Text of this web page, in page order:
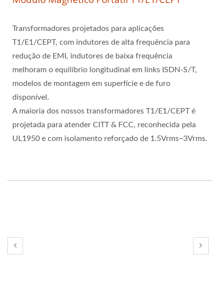
Transformadores projetados para aplicações
T1/E1/CEPT, com indutores de alta frequência para
redução de EMI, indutores de baixa frequência
melhoram o equilíbrio longitudinal em links ISDN-S/T,
modelos de montagem em superfície e de furo
disponível.
A maioria dos nossos transformadores T1/E1/CEPT é
projetada para atender CITT & FCC, reconhecida pela
UL1950 e com isolamento reforçado de 1.5Vrms~3Vrms.